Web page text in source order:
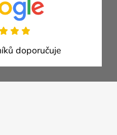
doporučuje